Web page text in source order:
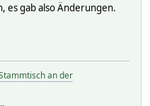
es gab also Änderungen.
an der